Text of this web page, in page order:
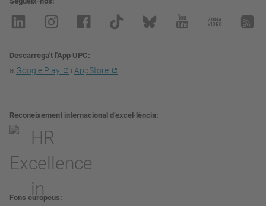
Descarrega't l'App UPC
a Google Play i AppStore
Reconeixement internacional d’excel·lència
Fons europeus